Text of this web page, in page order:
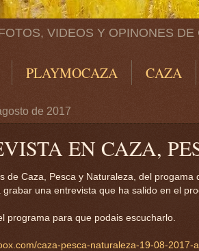
VIDEOS Y OPINONES
PLAYMOCAZA CAZA
de 2017
EN CAZA,
de Caza, Pesca y Naturaleza, del
grabar una entrevista que ha salido en el
programa para que podais escucharlo.
caza-pesca-naturaleza-19-08-2017-